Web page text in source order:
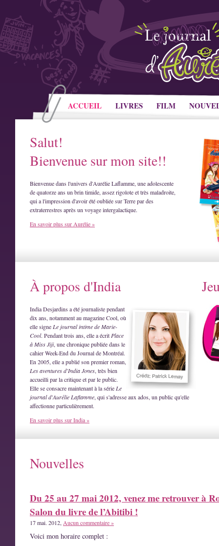
ACCUEIL LIVRES FILM
Salut!
Bienvenue sur mon site!!
Bienvenue dans l'univers d'Aurélie Laflamme, une adolescente
de quatorze ans un brin timide, assez rigolote et très maladroite,
qui a l'impression d'avoir été oubliée sur Terre par des
extraterrestres après un voyage intergalactique.
En savoir plus sur Aurélie »
À propos d'India
India Desjardins a été journaliste pendant
dix ans, notamment au magazine Cool, où
elle signe Le journal intime de Marie-
Cool. Pendant trois ans, elle a écrit Place
à Miss Jiji, une chronique publiée dans le
cahier Week-End du Journal de Montréal.
En 2005, elle a publié son premier roman,
Les aventures d'India Jones, très bien
accueilli par la critique et par le public.
Elle se consacre maintenant à la série Le
journal d'Aurélie Laflamme, qui s'adresse aux ados, un public qu'elle
affectionne particulièrement.
En savoir plus sur India »
Nouvelles
Du 25 au 27 mai 2012, venez me retrouver à
Salon du livre de l’Abitibi !
17 mai. 2012, Aucun commentaire »
Voici mon horaire complet :